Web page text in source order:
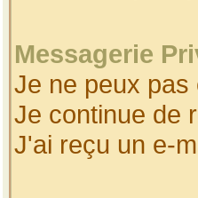
Messagerie
Je ne peux
Je continue de
J'ai reçu un e-